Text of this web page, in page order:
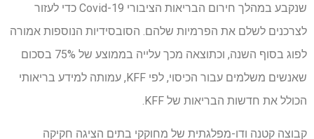
שנקבע במהלך חירום הבריאות הציבורי Covid-19 כדי לעזור
לצרכנים לשלם את הפרמיות שלהם. הסובסידיות הנוספות אמורה
לפוג בסוף השנה, וכתוצאה מכך עלייה בממוצע של 75% בסכום
שאנשים משלמים עבור הכיסוי, לפי KFF, עמותה למידע בריאותי
הכולל את חדשות הבריאות של KFF.
קבוצה קטנה ודו-מפלגתית של מחוקקי בתים הציגה חקיקה